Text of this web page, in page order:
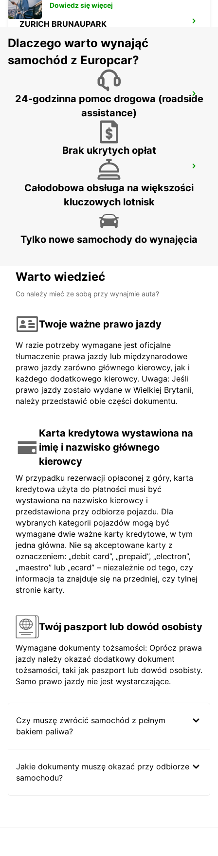
ZURICH BRUNAUPARK
ZURYCH MIASTO
ZURICH - SWITZERLAND
ZURICH NORTH OERLIKON
ZURICH - SWITZERLAND
Dowiedz się więcej
Dlaczego warto wynająć
samochód z Europcar?
24-godzinna pomoc drogowa (roadside
assistance)
Brak ukrytych opłat
Całodobowa obsługa na większości
kluczowych lotnisk
Tylko nowe samochody do wynajęcia
Warto wiedzieć
Co należy mieć ze sobą przy wynajmie auta?
Twoje ważne prawo jazdy
W razie potrzeby wymagane jest oficjalne
tłumaczenie prawa jazdy lub międzynarodowe
prawo jazdy zarówno głównego kierowcy, jak i
każdego dodatkowego kierowcy. Uwaga: Jeśli
prawo jazdy zostało wydane w Wielkiej Brytanii,
należy przedstawić obie części dokumentu.
Karta kredytowa wystawiona na
imię i nazwisko głównego
kierowcy
W przypadku rezerwacji opłaconej z góry, karta
kredytowa użyta do płatności musi być
wystawiona na nazwisko kierowcy i
przedstawiona przy odbiorze pojazdu. Dla
wybranych kategorii pojazdów mogą być
wymagane dwie ważne karty kredytowe, w tym
jedna główna. Nie są akceptowane karty z
oznaczeniem: „debit card”, „prepaid”, „electron”,
„maestro” lub „ecard” – niezależnie od tego, czy
informacja ta znajduje się na przedniej, czy tylnej
stronie karty.
Twój paszport lub dowód osobisty
Wymagane dokumenty tożsamości: Oprócz prawa
jazdy należy okazać dodatkowy dokument
tożsamości, taki jak paszport lub dowód osobisty.
Samo prawo jazdy nie jest wystarczające.
Czy muszę zwrócić samochód z pełnym
bakiem paliwa?
Jakie dokumenty muszę okazać przy odbiorze
samochodu?